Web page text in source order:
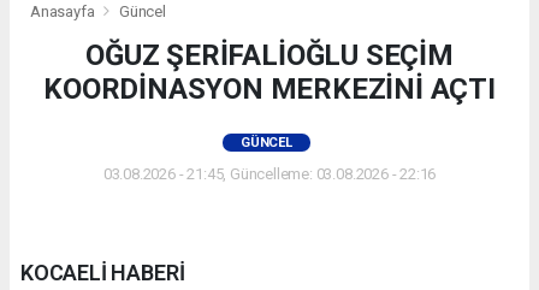
Anasayfa Güncel
OĞUZ ŞERİFALİOĞLU SEÇİM
KOORDİNASYON MERKEZİNİ AÇTI
GÜNCEL
03.08.2026 - 21:45, Güncelleme: 03.08.2026 - 22:16
KOCAELİ HABERİ